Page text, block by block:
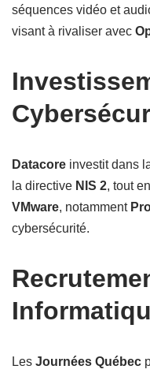
séquences vidéo et
visant à rivaliser avec
Datacore investit dans
la directive NIS 2, tout
VMware, notamment
cybersécurité.
Les Journées Québec